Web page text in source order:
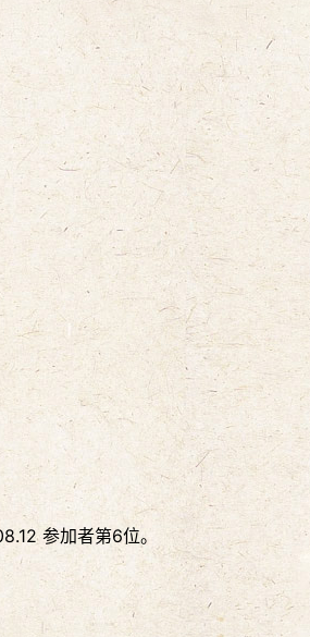
参加者第6位。